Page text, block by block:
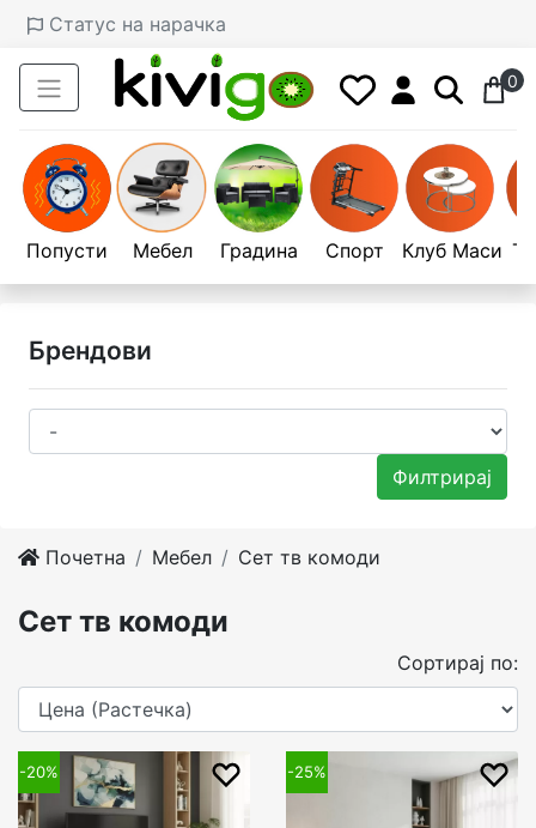
Статус на нарачка
0
Попусти Мебел Градина Спорт Клуб Маси
Брендови
Филтрирај
Почетна Мебел Cет тв комоди
Cет тв комоди
Сортирај по:
-20% -25%